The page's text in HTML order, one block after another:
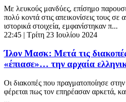
Με λευκούς μανδύες, επίσημο
πολύ κοντά στις απεικονίσεις τους
ιστορικά στοιχεία, εμφανίστηκαν π...
22:45 | Τρίτη 23 Ιουλίου 2024
Ίλον Μασκ: Μετά τις
«έπιασε»… την αρχαία
Οι διακοπές που πραγματοποίησε
φέρεται πως τον επηρέασαν αρκετά,